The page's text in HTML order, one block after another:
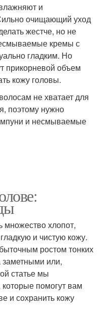
и
очищающий уход
жестче, но не
кремы с
гладким. Но
прикорневой объем
кожу головы.
не хватает для
поэтому нужно
и несмываемые
множество хлопот,
и чистую кожу.
ростом тонких
заметными или,
статье мы
помогут вам
и сохранить кожу